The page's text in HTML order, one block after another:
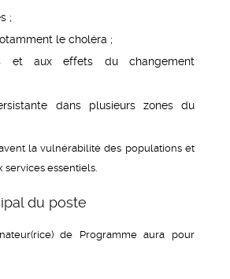
;
le choléra ;
et aux effets du changement
dans plusieurs zones du
la vulnérabilité des populations et
services essentiels.
du poste
de Programme aura pour